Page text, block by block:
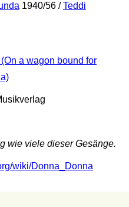
1940/56 /Teddi
a wagon bound for
wie viele dieser Gesänge.
wiki/Donna_Donna